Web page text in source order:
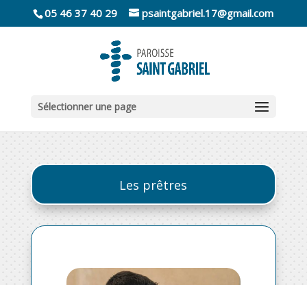
05 46 37 40 29 psaintgabriel.17@gmail.com
Sélectionner une page
Les prêtres